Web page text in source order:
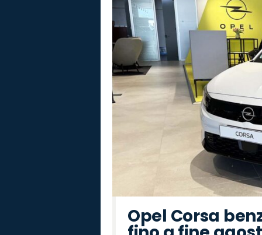
Opel
Peugeot
Seat
Land
Rover
Alfa
Romeo
Hyundai
Omoda
Cupra
Abarth
Jaecoo
Jeep
Citroën
Lancia
Mazda
Fiat
Opel Corsa